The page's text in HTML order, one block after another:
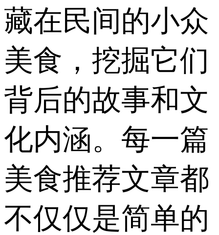
藏在民间的小众
美食，挖掘它们
背后的故事和文
化内涵。每一篇
美食推荐文章都
不仅仅是简单的